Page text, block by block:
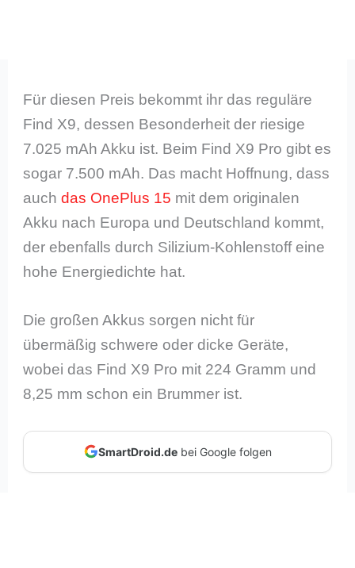
Für diesen Preis bekommt ihr das reguläre
Find X9, dessen Besonderheit der riesige
7.025 mAh Akku ist. Beim Find X9 Pro gibt es
sogar 7.500 mAh. Das macht Hoffnung, dass
auchdas OnePlus 15 mit dem originalen
Akku nach Europa und Deutschland kommt,
der ebenfalls durch Silizium-Kohlenstoff eine
hohe Energiedichte hat.
Die großen Akkus sorgen nicht für
übermäßig schwere oder dicke Geräte,
wobei das Find X9 Pro mit 224 Gramm und
8,25 mm schon ein Brummer ist.
SmartDroid.debei Google folgen